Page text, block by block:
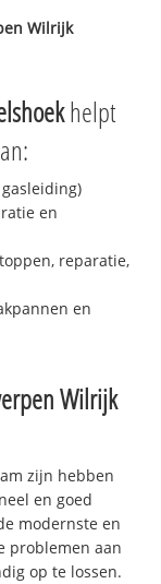
Wilrijk
helpt
en
reparatie,
en
Wilrijk
zijn hebben
en goed
modernste en
problemen aan
op te lossen.